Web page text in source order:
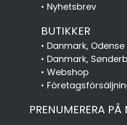
• Nyhetsbrev
BUTIKKER
• Danmark, Odense
• Danmark,
• Webshop
•
PRENUMERERA PÅ